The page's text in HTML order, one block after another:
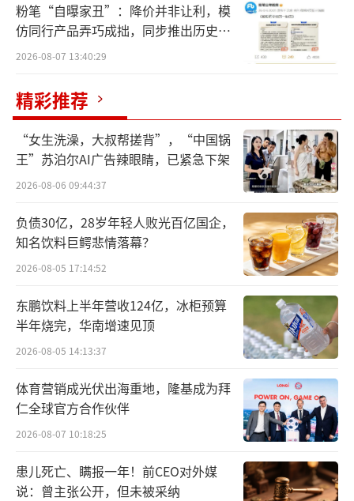
之后，内地供应链比例也将进一步提高。
在此背景下，包含蓝思科技、立讯精密在
内的产业链相关概念股也应声上涨。
事实上，近年来，涵盖了增强现实（A
R）、虚拟现实（VR）和混合现实（MR）的XR
行业，技术进步显著。在应用场景的拓展和政
球科技领域的新热点。
对于这一欣欣向荣的朝阳行业，国际科技
巨头自然也不愿错过。2023年6月6日凌晨1
点，库克携苹果在WWDC23（全球开发者大
会）上正式公布了其首款增强现实头显设备Ap
宣了其新品Quest 3。
业内人士指出，这两款重量级产品的发布
不仅展示了XR技术的最新成果，也预示着XR行
业未来的发展趋势。
粉笔“自曝家丑”：降价并非让利，模
仿同行产品弄巧成拙，同步推出历史学
员退费方案
2026-08-07 13:40:29
精彩推荐
“女生洗澡，大叔帮搓背”，“中国锅
王”苏泊尔AI广告辣眼睛，已紧急下架
2026-08-06 09:44:37
负债30亿，28岁年轻人败光百亿国企，
知名饮料巨鳄悲情落幕？
2026-08-05 17:14:52
东鹏饮料上半年营收124亿，冰柜预算
半年烧完，华南增速见顶
2026-08-05 14:13:37
体育营销成光伏出海重地，隆基成为拜
仁全球官方合作伙伴
2026-08-07 10:18:25
患儿死亡、瞒报一年！前CEO对外媒
说：曾主张公开，但未被采纳